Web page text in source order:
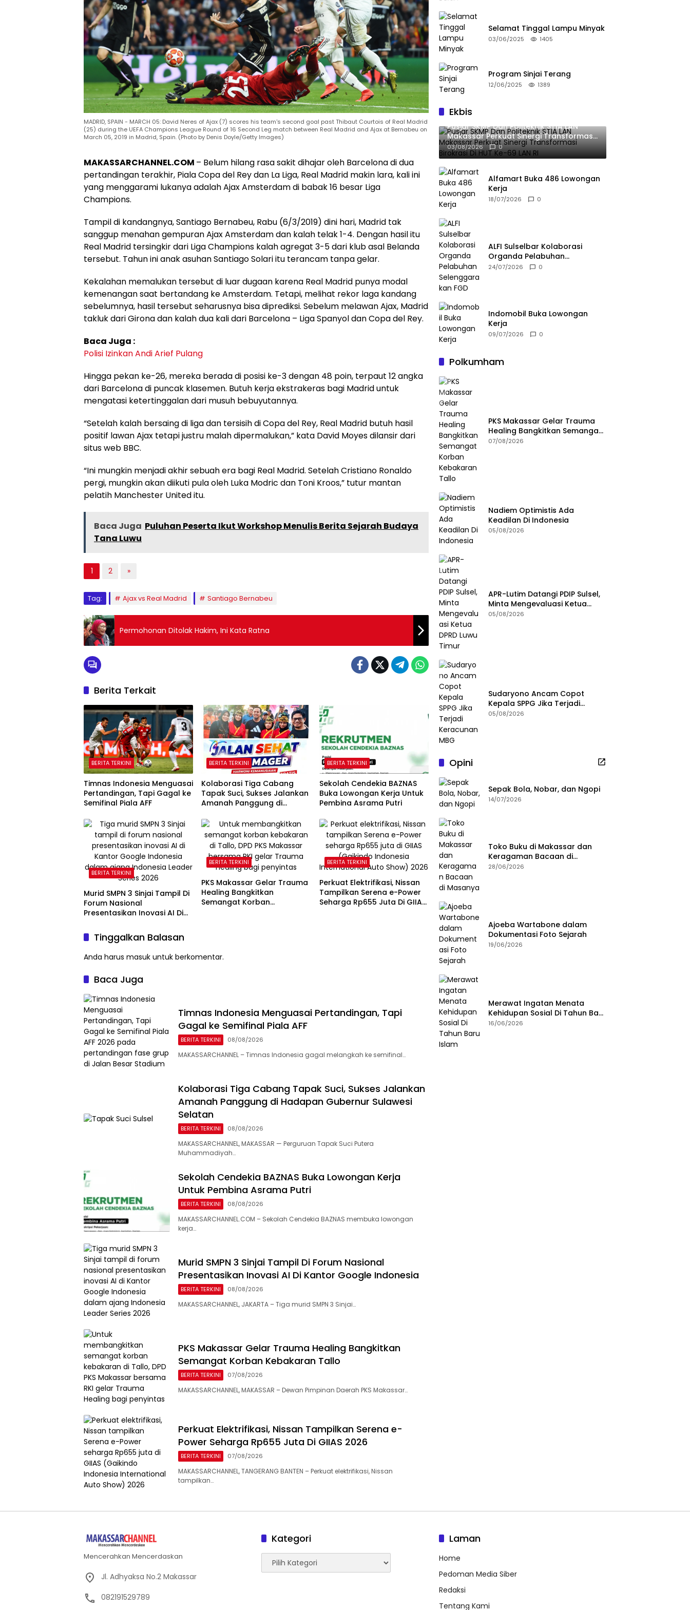
MADRID, SPAIN - MARCH 05: David Neres of Ajax (7) scores his team's second goal past Thibaut Courtois of Real Madrid
(25) during the UEFA Champions League Round of 16 Second Leg match between Real Madrid and Ajax at Bernabeu on
March 05, 2019 in Madrid, Spain. (Photo by Denis Doyle/Getty Images)
MAKASSARCHANNEL.COM – Belum hilang rasa sakit dihajar oleh Barcelona di dua
pertandingan terakhir, Piala Copa del Rey dan La Liga, Real Madrid makin lara, kali ini
yang menggarami lukanya adalah Ajax Amsterdam di babak 16 besar Liga
Champions.
Tampil di kandangnya, Santiago Bernabeu, Rabu (6/3/2019) dini hari, Madrid tak
sanggup menahan gempuran Ajax Amsterdam dan kalah telak 1-4. Dengan hasil itu
Real Madrid tersingkir dari Liga Champions kalah agregat 3-5 dari klub asal Belanda
tersebut. Tahun ini anak asuhan Santiago Solari itu terancam tanpa gelar.
Kekalahan memalukan tersebut di luar dugaan karena Real Madrid punya modal
kemenangan saat bertandang ke Amsterdam. Tetapi, melihat rekor laga kandang
sebelumnya, hasil tersebut seharusnya bisa diprediksi. Sebelum melawan Ajax, Madrid
takluk dari Girona dan kalah dua kali dari Barcelona – Liga Spanyol dan Copa del Rey.
Baca Juga :
Polisi Izinkan Andi Arief Pulang
Hingga pekan ke-26, mereka berada di posisi ke-3 dengan 48 poin, terpaut 12 angka
dari Barcelona di puncak klasemen. Butuh kerja ekstrakeras bagi Madrid untuk
mengatasi ketertinggalan dari musuh bebuyutannya.
“Setelah kalah bersaing di liga dan tersisih di Copa del Rey, Real Madrid butuh hasil
positif lawan Ajax tetapi justru malah dipermalukan,” kata David Moyes dilansir dari
situs web BBC.
“Ini mungkin menjadi akhir sebuah era bagi Real Madrid. Setelah Cristiano Ronaldo
pergi, mungkin akan diikuti pula oleh Luka Modric dan Toni Kroos,” tutur mantan
pelatih Manchester United itu.
Baca Juga Puluhan Peserta Ikut Workshop Menulis Berita Sejarah Budaya
Tana Luwu
1 2 »
Tag: Ajax vs Real Madrid Santiago Bernabeu
Permohonan Ditolak Hakim, Ini Kata Ratna
Berita Terkait
BERITA TERKINI
Timnas Indonesia Menguasai
Pertandingan, Tapi Gagal ke
Semifinal Piala AFF
BERITA TERKINI
Kolaborasi Tiga Cabang
Tapak Suci, Sukses Jalankan
Amanah Panggung di
Selatan
BERITA TERKINI
Sekolah Cendekia BAZNAS
Buka Lowongan Kerja Untuk
Pembina Asrama Putri
BERITA TERKINI
Murid SMPN 3 Sinjai Tampil Di
Forum Nasional
Presentasikan Inovasi AI Di
BERITA TERKINI
PKS Makassar Gelar Trauma
Healing Bangkitkan
Semangat Korban
BERITA TERKINI
Perkuat Elektrifikasi, Nissan
Tampilkan Serena e-Power
Seharga Rp655 Juta Di GIIAS
Tinggalkan Balasan
Anda harus masuk untuk berkomentar.
Baca Juga
Timnas Indonesia Menguasai Pertandingan, Tapi
Gagal ke Semifinal Piala AFF
BERITA TERKINI 08/08/2026
MAKASSARCHANNEL – Timnas Indonesia gagal melangkah ke semifinal…
Kolaborasi Tiga Cabang Tapak Suci, Sukses Jalankan
Amanah Panggung di Hadapan Gubernur Sulawesi
Selatan
BERITA TERKINI 08/08/2026
MAKASSARCHANNEL, MAKASSAR — Perguruan Tapak Suci Putera
Muhammadiyah…
Sekolah Cendekia BAZNAS Buka Lowongan Kerja
Untuk Pembina Asrama Putri
BERITA TERKINI 08/08/2026
MAKASSARCHANNEL.COM – Sekolah Cendekia BAZNAS membuka lowongan
kerja…
Murid SMPN 3 Sinjai Tampil Di Forum Nasional
Presentasikan Inovasi AI Di Kantor Google Indonesia
BERITA TERKINI 08/08/2026
MAKASSARCHANNEL, JAKARTA – Tiga murid SMPN 3 Sinjai…
PKS Makassar Gelar Trauma Healing Bangkitkan
Semangat Korban Kebakaran Tallo
BERITA TERKINI 07/08/2026
MAKASSARCHANNEL, MAKASSAR – Dewan Pimpinan Daerah PKS Makassar…
Perkuat Elektrifikasi, Nissan Tampilkan Serena e-
Power Seharga Rp655 Juta Di GIIAS 2026
BERITA TERKINI 07/08/2026
MAKASSARCHANNEL, TANGERANG BANTEN – Perkuat elektrifikasi, Nissan
tampilkan…
Selamat Tinggal Lampu Minyak
03/06/2025 1405
Program Sinjai Terang
12/06/2025 1389
Ekbis
Pusjar SKMP Dan Politeknik STIA LAN
Makassar Perkuat Sinergi Transformasi
Birokrasi Di HUT Ke-69 LAN RI
03/08/2026 0
Alfamart Buka 486 Lowongan
Kerja
18/07/2026 0
ALFI Sulselbar Kolaborasi
Organda Pelabuhan
Selenggarakan FGD
24/07/2026 0
Indomobil Buka Lowongan
Kerja
09/07/2026 0
Polkumham
PKS Makassar Gelar Trauma
Healing Bangkitkan Semangat
Korban Kebakaran Tallo
07/08/2026
Nadiem Optimistis Ada
Keadilan Di Indonesia
05/08/2026
APR-Lutim Datangi PDIP Sulsel,
Minta Mengevaluasi Ketua
DPRD Luwu Timur
05/08/2026
Sudaryono Ancam Copot
Kepala SPPG Jika Terjadi
Keracunan MBG
05/08/2026
Opini
Sepak Bola, Nobar, dan Ngopi
14/07/2026
Toko Buku di Makassar dan
Keragaman Bacaan di
Masanya
28/06/2026
Ajoeba Wartabone dalam
Dokumentasi Foto Sejarah
19/06/2026
Merawat Ingatan Menata
Kehidupan Sosial Di Tahun Baru
Islam
16/06/2026
Mencerahkan Mencerdaskan
Jl. Adhyaksa No.2 Makassar
082191529789
Kategori
Kategori
Laman
Home
Pedoman Media Siber
Redaksi
Tentang Kami